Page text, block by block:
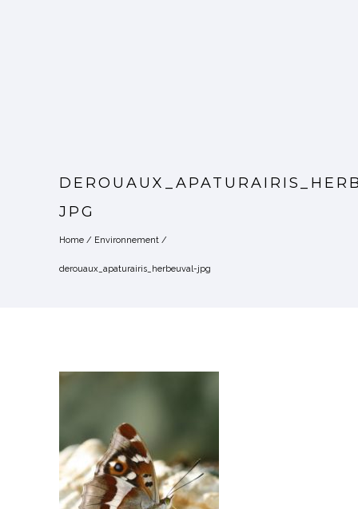
JPG
Home / Environnement /
derouaux_apaturairis_herbeuval-jpg